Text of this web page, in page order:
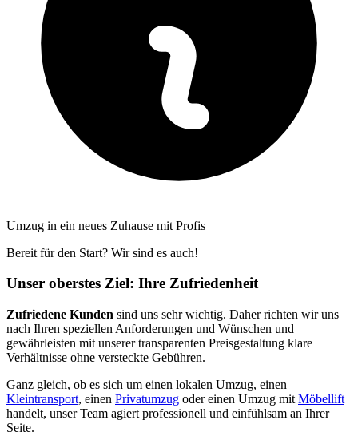
Umzug in ein neues Zuhause mit Profis
Bereit für den Start? Wir sind es auch!
Unser oberstes Ziel: Ihre Zufriedenheit
Zufriedene Kunden sind uns sehr wichtig. Daher richten wir uns
nach Ihren speziellen Anforderungen und Wünschen und
gewährleisten mit unserer transparenten Preisgestaltung klare
Verhältnisse ohne versteckte Gebühren.
Ganz gleich, ob es sich um einen lokalen Umzug, einen
Kleintransport, einen Privatumzug oder einen Umzug mit Möbellift
handelt, unser Team agiert professionell und einfühlsam an Ihrer
Seite.